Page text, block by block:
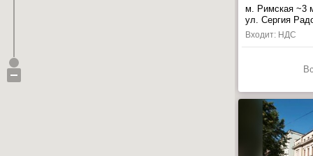
м. Римская ~3
,ул. Сергия
Входит: НДС